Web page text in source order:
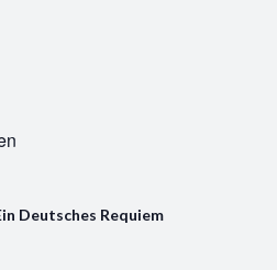
Deutsches Requiem